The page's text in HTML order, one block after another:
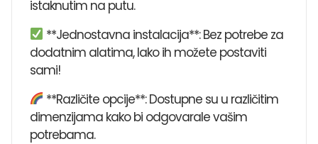
istaknutim na putu.
**Jednostavna instalacija**: Bez potrebe za
dodatnim alatima, lako ih možete postaviti
sami!
**Različite opcije**: Dostupne su u različitim
dimenzijama kako bi odgovarale vašim
potrebama.